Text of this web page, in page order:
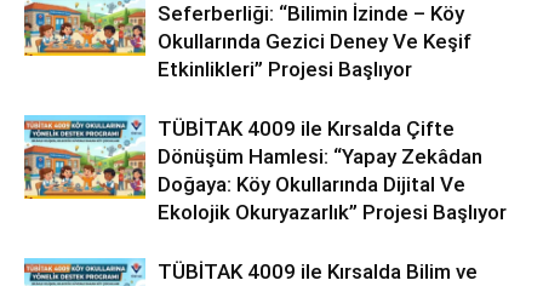
Seferberliği: “Bilimin İzinde – Köy
Okullarında Gezici Deney Ve Keşif
Etkinlikleri” Projesi Başlıyor
TÜBİTAK 4009 ile Kırsalda Çifte
Dönüşüm Hamlesi: “Yapay Zekâdan
Doğaya: Köy Okullarında Dijital Ve
Ekolojik Okuryazarlık” Projesi Başlıyor
TÜBİTAK 4009 ile Kırsalda Bilim ve